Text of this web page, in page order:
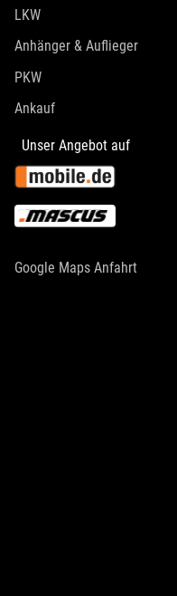
LKW
Anhänger & Auflieger
PKW
Ankauf
Unser Angebot auf
Google Maps Anfahrt